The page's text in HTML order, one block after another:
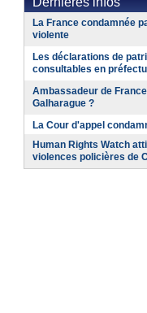
La France condamnée
violente
Les déclarations de
consultables en
Ambassadeur de
Galharague ?
La Cour d'appel
Human Rights Watch
violences policières de